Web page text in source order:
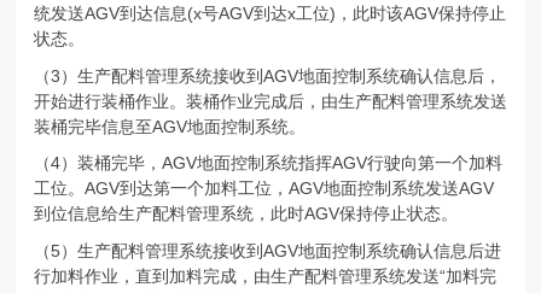
统发送AGV到达信息(x号AGV到达x工位)，此时该AGV保持停止
状态。
（3）生产配料管理系统接收到AGV地面控制系统确认信息后，
开始进行装桶作业。装桶作业完成后，由生产配料管理系统发送
装桶完毕信息至AGV地面控制系统。
（4）装桶完毕，AGV地面控制系统指挥AGV行驶向第一个加料
工位。AGV到达第一个加料工位，AGV地面控制系统发送AGV
到位信息给生产配料管理系统，此时AGV保持停止状态。
（5）生产配料管理系统接收到AGV地面控制系统确认信息后进
行加料作业，直到加料完成，由生产配料管理系统发送“加料完